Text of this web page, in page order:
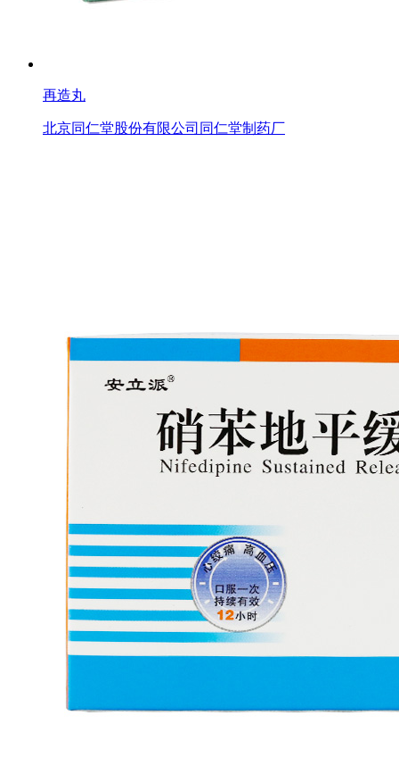
再造丸
北京同仁堂股份有限公司同仁堂制药厂